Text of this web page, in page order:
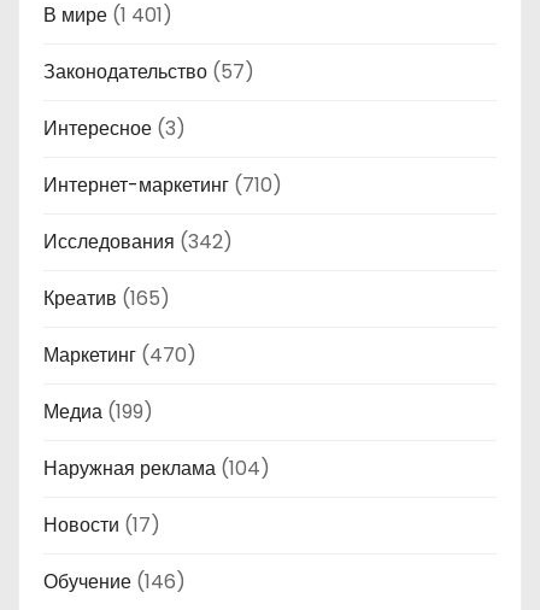
В мире (1 401)
Законодательство (57)
Интересное (3)
Интернет-маркетинг (710)
Исследования (342)
Креатив (165)
Маркетинг (470)
Медиа (199)
Наружная реклама (104)
Новости (17)
Обучение (146)